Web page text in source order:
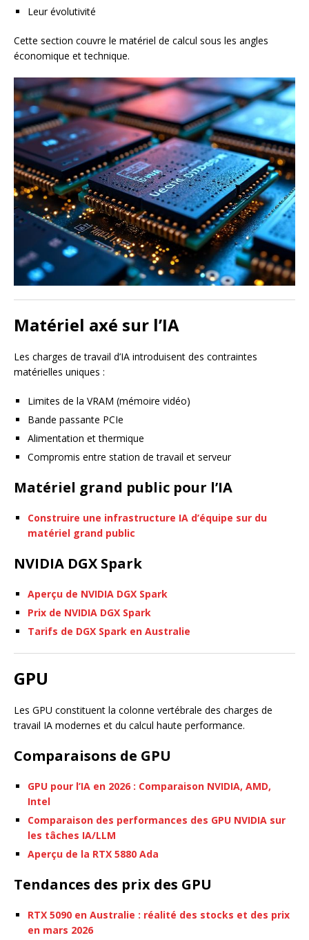
Leur évolutivité
Cette section couvre le matériel de calcul sous les angles
économique et technique.
Matériel axé sur l’IA
Les charges de travail d’IA introduisent des contraintes
matérielles uniques :
Limites de la VRAM (mémoire vidéo)
Bande passante PCIe
Alimentation et thermique
Compromis entre station de travail et serveur
Matériel grand public pour l’IA
Construire une infrastructure IA d’équipe sur du
matériel grand public
NVIDIA DGX Spark
Aperçu de NVIDIA DGX Spark
Prix de NVIDIA DGX Spark
Tarifs de DGX Spark en Australie
GPU
Les GPU constituent la colonne vertébrale des charges de
travail IA modernes et du calcul haute performance.
Comparaisons de GPU
GPU pour l’IA en 2026 : Comparaison NVIDIA, AMD,
Intel
Comparaison des performances des GPU NVIDIA sur
les tâches IA/LLM
Aperçu de la RTX 5880 Ada
Tendances des prix des GPU
RTX 5090 en Australie : réalité des stocks et des prix
en mars 2026